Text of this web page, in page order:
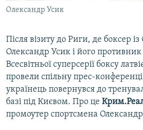
ІНФОГРАФІКА
ДОЛУЧАЙСЯ!
Усі сайти RFE/RL
Олександр Усик
Після візиту до Риги, де боксер
Олександр Усик і його противник
Всесвітньої суперсерії боксу
провели спільну прес-
українець повернувся до
базі під Києвом. Про це
промоутер спортсмена